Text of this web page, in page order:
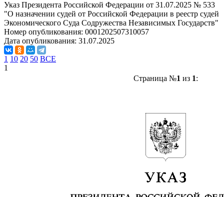
Указ Президента Российской Федерации от 31.07.2025 № 533
"О назначении судей от Российской Федерации в реестр судей
Экономического Суда Содружества Независимых Государств"
Номер опубликования: 0001202507310057
Дата опубликования: 31.07.2025
1 10 20 50 ВСЕ
1
Страница №1 из 1: